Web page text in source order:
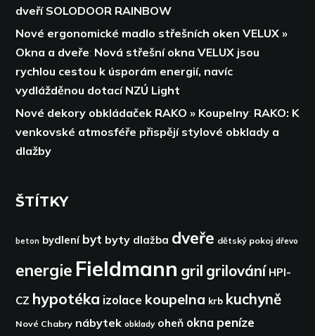
dveří SOLODOOR RAINBOW
Nové ergonomické madlo střešních oken VELUX »
Okna a dveře: Nová střešní okna VELUX jsou
rychlou cestou k úsporám energií, navíc
vydlážděnou dotací NZÚ Light
Nové dekory obkládaček RAKO » Koupelny: RAKO: K
venkovské atmosféře přispějí stylové obklady a
dlažby
ŠTÍTKY
beton bydlení byt byty dlažba dveře dětský pokoj dřevo
energie Fieldmann gril grilování HPI-
CZ hypotéka izolace koupelna krb kuchyně
Nové Chabry nábytek obklady oheň okna peníze